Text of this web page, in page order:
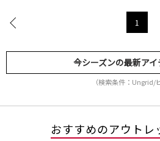
1
今シーズンの最新ア
（検索条件：Ungrid/
おすすめのアウトレ